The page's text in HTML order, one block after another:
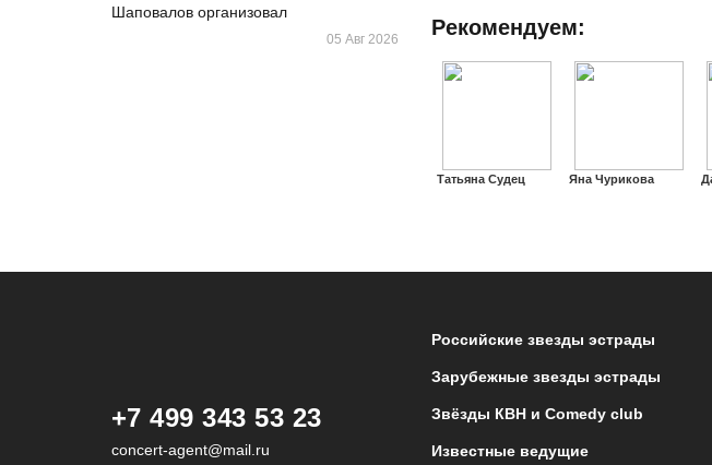
Шаповалов организовал
05 Авг 2026 Рекомендуем:
Татьяна Судец Яна Чурикова
+7 499 343 53 23
concert-agent@mail.ru
Российские звезды эстрады
Зарубежные звезды эстрады
Звёзды КВН и Comedy club
Известные ведущие